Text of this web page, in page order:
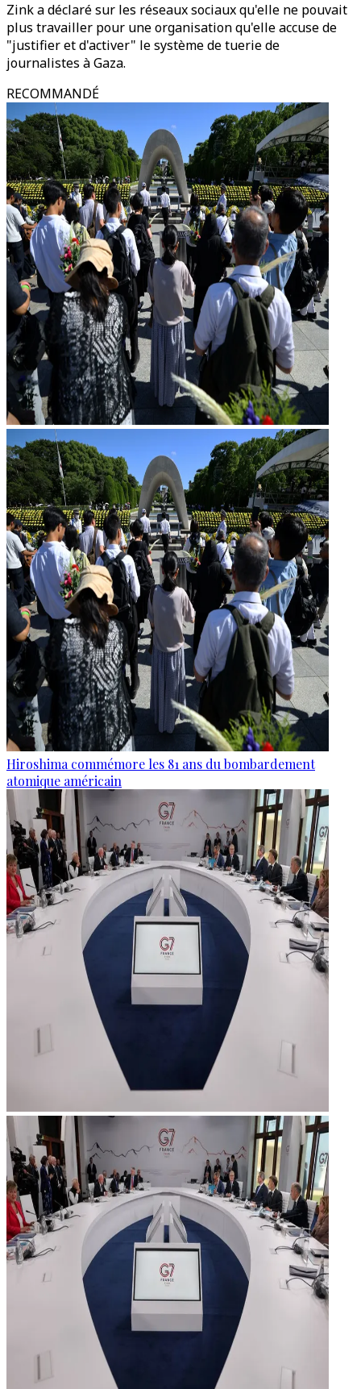
Zink a déclaré sur les réseaux sociaux qu'elle ne pouvait
plus travailler pour une organisation qu'elle accuse de
"justifier et d'activer" le système de tuerie de
journalistes à Gaza.
RECOMMANDÉ
Hiroshima commémore les 81 ans du bombardement
atomique américain